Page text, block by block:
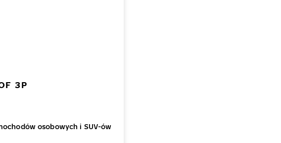
3P
osobowych i SUV-ów